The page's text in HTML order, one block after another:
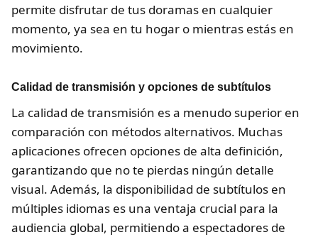
permite disfrutar de tus doramas en cualquier
momento, ya sea en tu hogar o mientras estás en
movimiento.
Calidad de transmisión y opciones de subtítulos
La calidad de transmisión es a menudo superior en
comparación con métodos alternativos. Muchas
aplicaciones ofrecen opciones de alta definición,
garantizando que no te pierdas ningún detalle
visual. Además, la disponibilidad de subtítulos en
múltiples idiomas es una ventaja crucial para la
audiencia global, permitiendo a espectadores de